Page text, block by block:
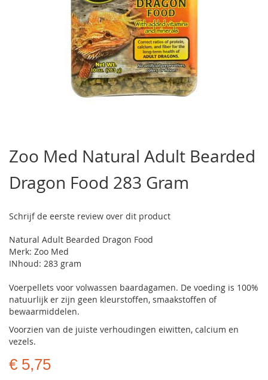
het
begin
van
de
gallerij
Zoo Med Natural Adult Bearded
Dragon Food 283 Gram
Schrijf de eerste review over dit product
Natural Adult Bearded Dragon Food
Merk: Zoo Med
INhoud: 283 gram
Voerpellets voor volwassen baardagamen. De voeding is 100%
natuurlijk er zijn geen kleurstoffen, smaakstoffen of
bewaarmiddelen.
Voorzien van de juiste verhoudingen eiwitten, calcium en
vezels.
€ 5,75